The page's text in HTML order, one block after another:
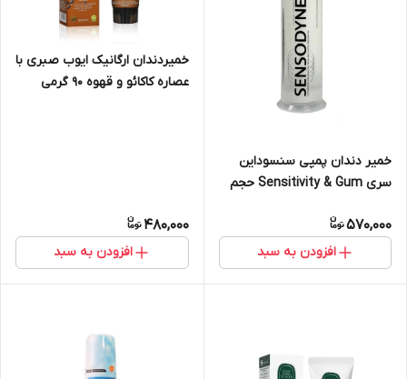
خمیر دندان پمپی سنسوداین
سری Sensitivity & Gum حجم
570,000
افزودن به سبد
خمیردندان ارگانیک ایوب صبری با
عصاره کاکائو و قهوه 90 گرمی
480,000
افزودن به سبد